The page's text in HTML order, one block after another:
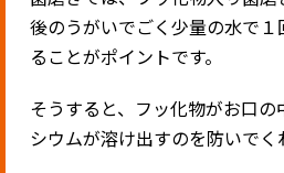
後のうがいでごく少量の水で
ることがポイントです。
そうすると、フッ化物がお口
シウムが溶け出すのを防いでく